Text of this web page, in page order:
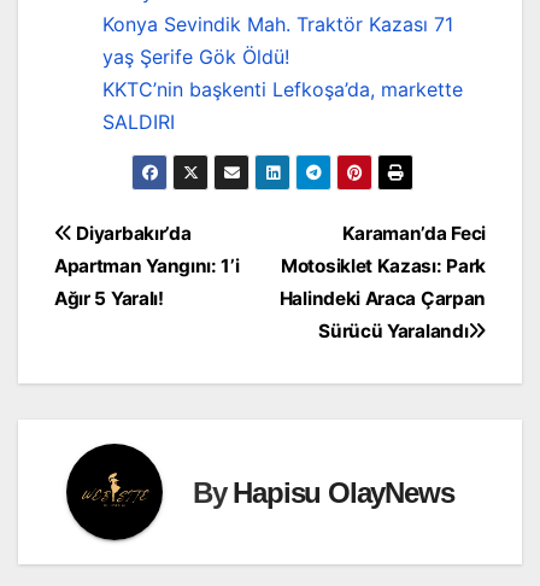
Konya Sevindik Mah. Traktör Kazası 71
yaş Şerife Gök Öldü!
KKTC’nin başkenti Lefkoşa’da, markette
SALDIRI
Yazı
gezinmesi
Karaman’da Feci
Motosiklet Kazası: Park
Halindeki Araca Çarpan
Sürücü Yaralandı
Diyarbakır’da
Apartman Yangını: 1’i
Ağır 5 Yaralı!
ByHapisu OlayNews